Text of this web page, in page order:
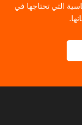
التي تحتاجها في